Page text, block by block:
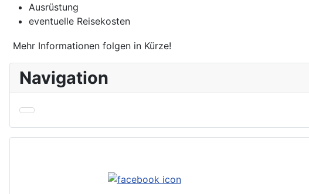
Navigation
Ausrüstung
eventuelle Reisekosten
Mehr Informationen folgen in Kürze!